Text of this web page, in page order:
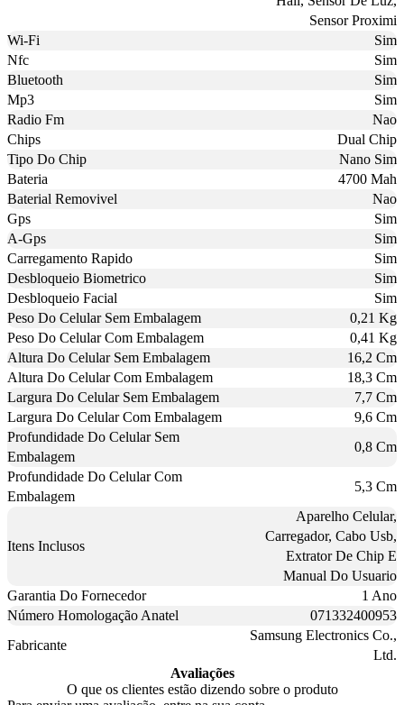
Sensor Proximi
Wi-Fi
Sim
Nfc
Sim
Bluetooth
Sim
Mp3
Sim
Radio Fm
Nao
Chips
Dual Chip
Tipo Do Chip
Nano Sim
Bateria
4700 Mah
Baterial Removivel
Nao
Gps
Sim
A-Gps
Sim
Carregamento Rapido
Sim
Desbloqueio Biometrico
Sim
Desbloqueio Facial
Sim
Peso Do Celular Sem Embalagem
0,21 Kg
Peso Do Celular Com Embalagem
0,41 Kg
Altura Do Celular Sem Embalagem
16,2 Cm
Altura Do Celular Com Embalagem
18,3 Cm
Largura Do Celular Sem Embalagem
7,7 Cm
Largura Do Celular Com Embalagem
9,6 Cm
Profundidade Do Celular Sem
Embalagem
0,8 Cm
Profundidade Do Celular Com
Embalagem
5,3 Cm
Itens Inclusos
Aparelho Celular,
Carregador, Cabo Usb,
Extrator De Chip E
Manual Do Usuario
Garantia Do Fornecedor
1 Ano
Número Homologação Anatel
071332400953
Fabricante
Samsung Electronics Co.,
Ltd.
Avaliações
O que os clientes estão dizendo sobre o produto